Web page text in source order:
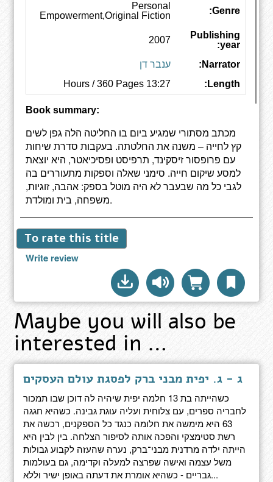
Genre:
Personal
Empowerment,Original Fiction
Publishing
year:
2007
Narrator:
ענבר דן
Length:
13:27 Hours / 360 Pages
Book summary:
מכתב מסתורי שמגיע ביום בו החליטה הלה גפן לשים
קץ לחייה – משנה את החלטתה. בעקבות סדרת שיחות
עם פרופסור זיסקינד, תרפיסט ופסיכיאטר, היא יוצאת
למסע שיקום חייה. סימני שאלה וספקות מתעוררים בה
לגבי כל מה שבעבר לא היה מוטל בספק: אהבה, זוגיות,
משפחה, בית ומולדת.
To rate this title
Write review
Maybe you will also be
interested in …
ג - ג. יפית מבני ברק לפסגת עולם העסקים
כשהייתה בת 13 חלמה יפית שיהיה לה דוכן שבו תמכור
לחבריה ספרים, עם צלוחית ועליה עוגת גבינה. כשהיא חגגה
63 היא מימשה את חלומה כנגד כל הספקנים, רכשה את
רשת סטימצקי והפכה אותה לסיפור הצלחה. בין לבין היא
הייתה ילדה מרדנית מבני־ברק, נערה שהעזה לקבוע גבולות
משל עצמה ואישה שפרצה למעלה וקדימה, גם בעולמות
גבריים - כשהיא אומרת את דעתה באופן ישיר וללא...